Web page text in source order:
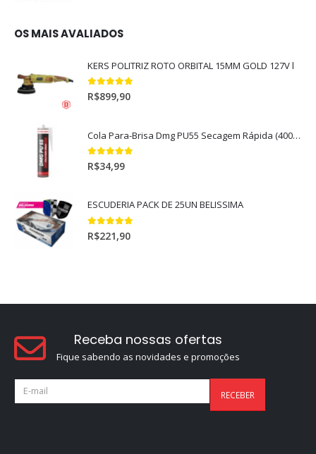
OS MAIS AVALIADOS
KERS POLITRIZ ROTO ORBITAL 15MM GOLD 127V l
5.00out of 5
R$899,90
Cola Para-Brisa Dmg PU55 Secagem Rápida (400gr)
5.00out of 5
R$34,99
ESCUDERIA PACK DE 25UN BELISSIMA
5.00out of 5
R$221,90
Receba nossas ofertas
Fique sabendo as novidades e promoções